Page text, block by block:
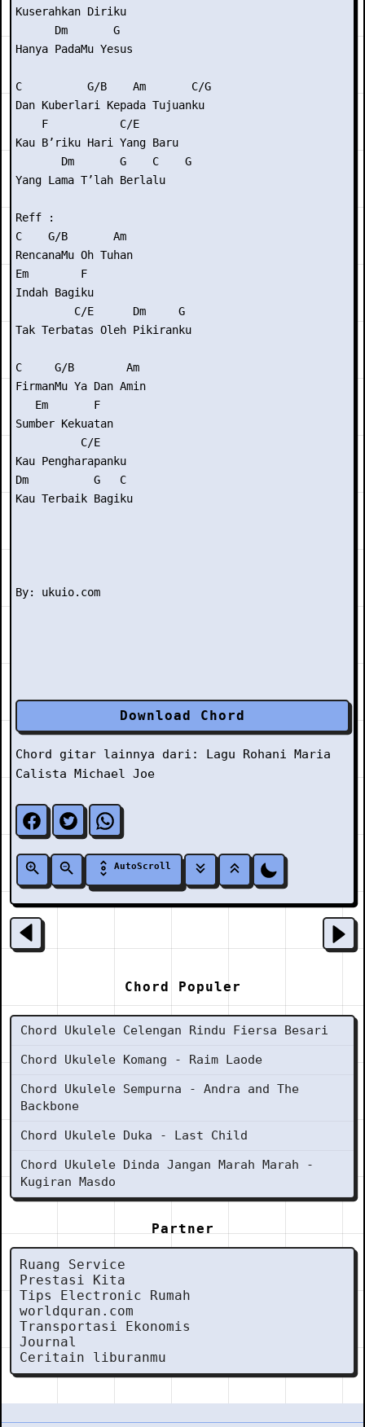
Kuserahkan Diriku
      Dm       G
Hanya PadaMu Yesus
C          G/B    Am       C/G
Dan Kuberlari Kepada Tujuanku
    F           C/E
Kau B’riku Hari Yang Baru
       Dm       G    C    G
Yang Lama T’lah Berlalu
Reff :
C    G/B       Am
RencanaMu Oh Tuhan
Em        F
Indah Bagiku
         C/E      Dm     G
Tak Terbatas Oleh Pikiranku
C     G/B        Am
FirmanMu Ya Dan Amin
   Em       F
Sumber Kekuatan
          C/E
Kau Pengharapanku
Dm          G   C
Kau Terbaik Bagiku
Download Chord
Chord gitar lainnya dari: Lagu Rohani Maria
Calista Michael Joe
AutoScroll
Chord Populer
Chord Ukulele Celengan Rindu Fiersa Besari
Chord Ukulele Komang - Raim Laode
Chord Ukulele Sempurna - Andra and The
Backbone
Chord Ukulele Duka - Last Child
Chord Ukulele Dinda Jangan Marah Marah -
Kugiran Masdo
Partner
Ruang Service
Prestasi Kita
Tips Electronic Rumah
worldquran.com
Transportasi Ekonomis
Journal
Ceritain liburanmu